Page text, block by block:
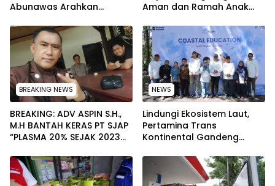
Abunawas Arahkan
Secara Rutin dan
Menyeluruh
Aman dan Ramah Anak
Nasional 2026
BREAKING NEWS
BREAKING: ADV ASPIN S.H.,
M.H BANTAH KERAS PT SJAP
“PLASMA 20% SEJAK 2023
WARGA WAWOONE!
NEWS
Lindungi Ekosistem Laut,
Pertamina Trans
Kontinental Gandeng
Kebersihan Pantai di
Bitung, Sulawesi